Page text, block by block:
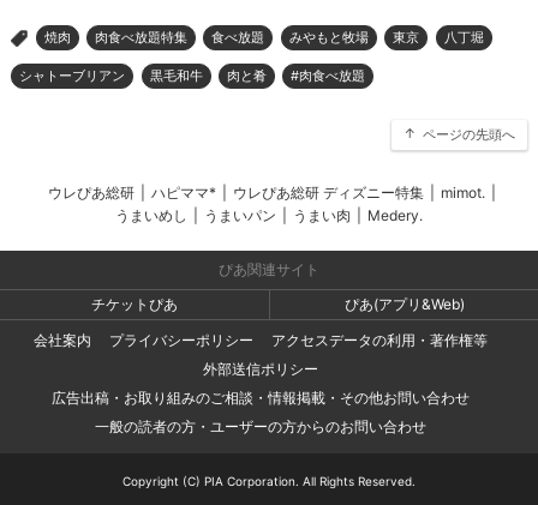
> 焼肉 肉食べ放題特集 食べ放題 みやもと牧場 東京 八丁堀
シャトーブリアン 黒毛和牛 肉と肴 #肉食べ放題
ページの先頭へ
ウレぴあ総研 ハピママ* ウレぴあ総研 ディズニー特集 mimot.
うまいめし
うまいパン うまい肉 Medery.
ぴあ関連サイト
チケットぴあ
ぴあ(アプリ&Web)
会社案内
プライバシーポリシー
アクセスデータの利用・著作権等
外部送信ポリシー
広告出稿・お取り組みのご相談・情報掲載・その他お問い合わせ
一般の読者の方・ユーザーの方からのお問い合わせ
Copyright (C) PIA Corporation. All Rights Reserved.